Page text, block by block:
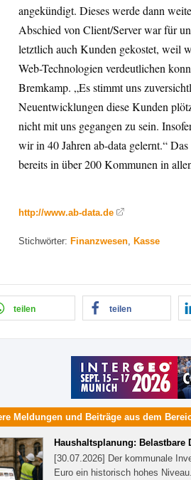
angekündigt. Dieses werde dann
Abschied von Client/Server war für
letztlich auch Kunden gekostet, weil
Web-Technologien verdeutlichen
Bremkamp. „Es stimmt uns
Neuentwicklungen diese Kunden
nicht mit uns gegangen zu sein.
wir in 40 Jahren ab-data gelernt.“
bereits in über 200 Kommunen in
http://www.ab-data.de
Stichwörter: Finanzwesen, Kasse
teilen teilen
Meldungen und Beiträge aus dem
Haushaltsplanung: Belastbare
[30.07.2026] Der kommunale
Euro ein historisch hohes